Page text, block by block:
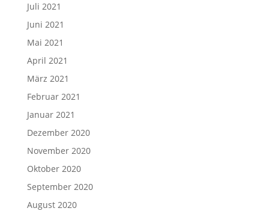
Juli 2021
Juni 2021
Mai 2021
April 2021
März 2021
Februar 2021
Januar 2021
Dezember 2020
November 2020
Oktober 2020
September 2020
August 2020